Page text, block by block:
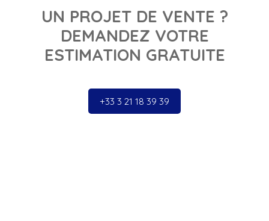
UN PROJET DE VENTE ?
DEMANDEZ VOTRE
ESTIMATION GRATUITE
+33 3 21 18 39 39